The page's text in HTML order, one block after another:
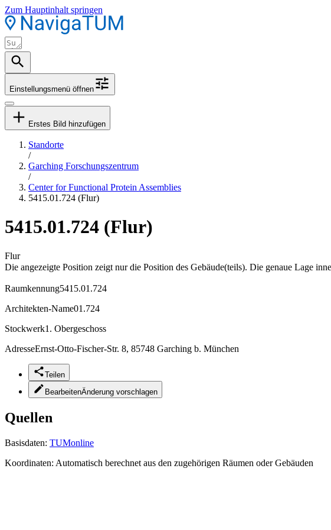
Zum Hauptinhalt springen
Einstellungsmenü öffnen
Erstes Bild hinzufügen
Standorte
/
Garching Forschungszentrum
/
Center for Functional Protein Assemblies
5415.01.724 (Flur)
5415.01.724 (Flur)
Flur
Die angezeigte Position zeigt nur die Position des Gebäude(teils). Die genaue Lage
Raumkennung5415.01.724
Architekten-Name01.724
Stockwerk1. Obergeschoss
AdresseErnst-Otto-Fischer-Str. 8, 85748 Garching b. München
Teilen
BearbeitenÄnderung vorschlagen
Quellen
Basisdaten: TUMonline
Koordinaten: Automatisch berechnet aus den zugehörigen Räumen oder Gebäuden